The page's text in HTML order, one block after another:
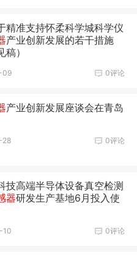
精准支持怀柔科学城科学仪
产业创新发展的若干措施
稿）
0评论
09
产业创新发展座谈会在青岛
0评论
28
技高端半导体设备真空检测
器研发生产基地6月投入使
0评论
10